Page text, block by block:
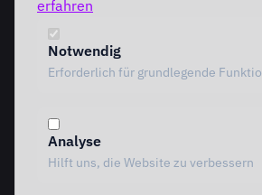
AI Governance
Special
METHODIK
erfahren
Notwendig
Erforderlich für grundlegende
Analyse
Hilft uns, die Website zu verbessern